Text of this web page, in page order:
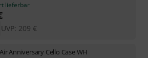
lieferbar
UVP: 209 €
Air Anniversary Cello Case WH